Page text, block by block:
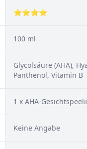
⭐⭐⭐⭐
100 ml
Glycolsäure (AHA),
Panthenol, Vitamin B
1 x AHA-
Keine Angabe